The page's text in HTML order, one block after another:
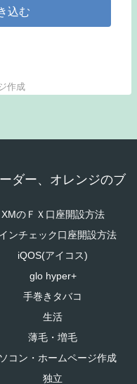
込む
作成
ダー、オレンジのブ
XMのＦＸ口座開設方法
ンチェック口座開設方法
iQOS(アイコス)
glo hyper+
手巻きタバコ
生活
薄毛・増毛
コン・ホームページ作成
独立